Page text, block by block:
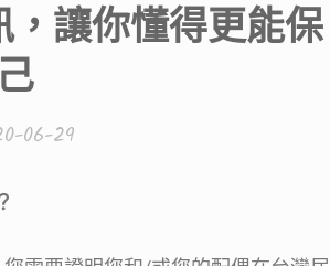
讓你懂得更能保
06-29